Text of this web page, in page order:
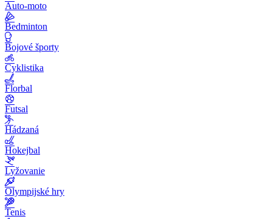
Auto-moto
Bedminton
Bojové športy
Cyklistika
Florbal
Futsal
Hádzaná
Hokejbal
Lyžovanie
Olympijské hry
Tenis